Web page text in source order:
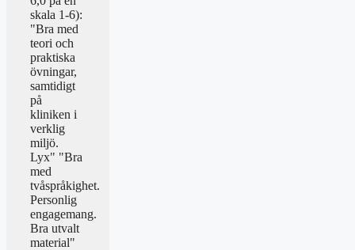
skala 1-6):
"Bra med
teori och
praktiska
övningar,
samtidigt
på
kliniken i
verklig
miljö.
Lyx" "Bra
med
tvåspråkighet.
Personlig
engagemang.
Bra utvalt
material"